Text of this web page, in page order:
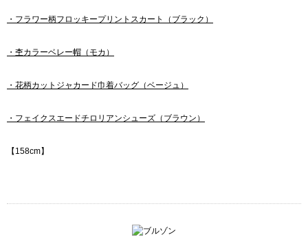
・フラワー柄フロッキープリントスカート（ブラック）
・杢カラーベレー帽（モカ）
・花柄カットジャカード巾着バッグ（ベージュ）
・フェイクスエードチロリアンシューズ（ブラウン）
【158cm】